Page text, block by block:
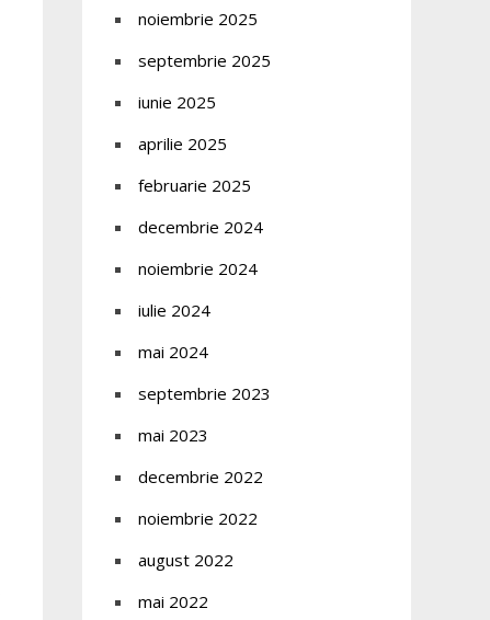
noiembrie 2025
septembrie 2025
iunie 2025
aprilie 2025
februarie 2025
decembrie 2024
noiembrie 2024
iulie 2024
mai 2024
septembrie 2023
mai 2023
decembrie 2022
noiembrie 2022
august 2022
mai 2022